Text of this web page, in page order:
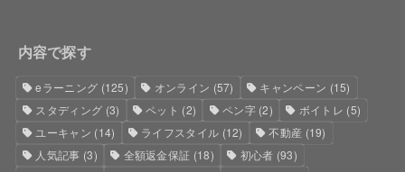
内容で探す
eラーニング (125) オンライン (57) キャンペーン (15)
スタディング (3) ペット (2) ペン字 (2) ボイトレ (5)
ユーキャン (14) ライフスタイル (12) 不動産 (19)
人気記事 (3) 全額返金保証 (18) 初心者 (93)